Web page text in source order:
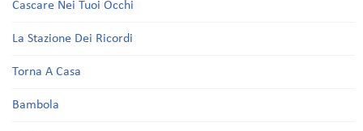
Cascare Nei Tuoi Occhi
La Stazione Dei Ricordi
Torna A Casa
Bambola